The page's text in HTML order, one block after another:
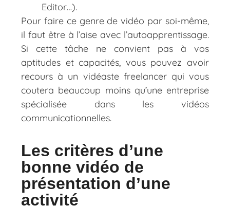
Editor…).
Pour faire ce genre de vidéo par soi-même,
il faut être à l’aise avec l’autoapprentissage.
Si cette tâche ne convient pas à vos
aptitudes et capacités, vous pouvez avoir
recours à un vidéaste freelancer qui vous
coutera beaucoup moins qu’une entreprise
spécialisée dans les vidéos
communicationnelles.
Les critères d’une
bonne vidéo de
présentation d’une
activité